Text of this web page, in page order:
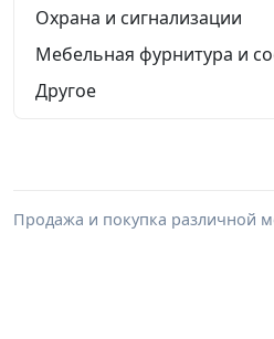
Охрана и сигнализации
Мебельная фурнитура и
Другое
Продажа и покупка различной